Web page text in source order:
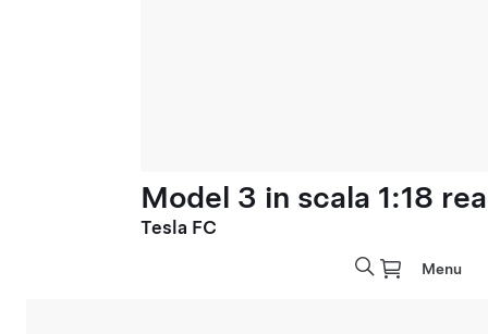
Model 3 in scala 1:18
Tesla FC
Menu